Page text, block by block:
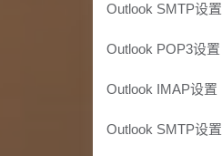
Outlook SMTP设置
Outlook POP3设置
Outlook IMAP设置
Outlook SMTP设置